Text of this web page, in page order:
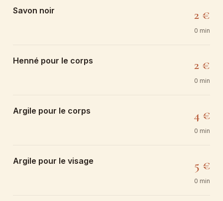
Savon noir 2 €
0 min
Henné pour le corps 2 €
0 min
Argile pour le corps 4 €
0 min
Argile pour le visage 5 €
0 min